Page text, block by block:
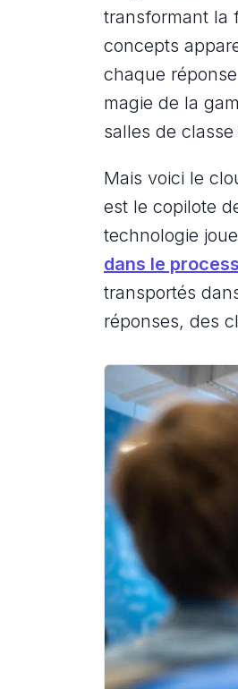
transformant la
concepts
chaque
magie de la
salles de
Mais voici le
est le copilote
technologie
dans le
transportés
réponses, des